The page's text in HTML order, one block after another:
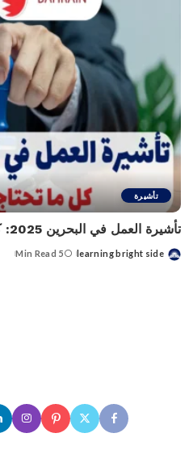
تأشيرة
تأشيرة العمل في البحرين 2025: كل ما تحتاج لمعرفته
Posted
learning bright side
5 Min Read